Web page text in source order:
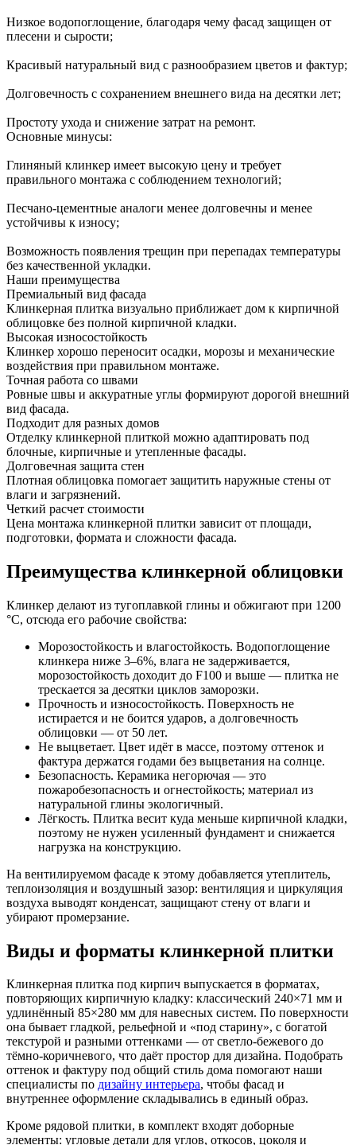
Низкое водопоглощение, благодаря чему фасад защищен от
плесени и сырости;
Красивый натуральный вид с разнообразием цветов и фактур;
Долговечность с сохранением внешнего вида на десятки лет;
Простоту ухода и снижение затрат на ремонт.
Основные минусы:
Глиняный клинкер имеет высокую цену и требует
правильного монтажа с соблюдением технологий;
Песчано-цементные аналоги менее долговечны и менее
устойчивы к износу;
Возможность появления трещин при перепадах температуры
без качественной укладки.
Наши преимущества
Премиальный вид фасада
Клинкерная плитка визуально приближает дом к кирпичной
облицовке без полной кирпичной кладки.
Высокая износостойкость
Клинкер хорошо переносит осадки, морозы и механические
воздействия при правильном монтаже.
Точная работа со швами
Ровные швы и аккуратные углы формируют дорогой внешний
вид фасада.
Подходит для разных домов
Отделку клинкерной плиткой можно адаптировать под
блочные, кирпичные и утепленные фасады.
Долговечная защита стен
Плотная облицовка помогает защитить наружные стены от
влаги и загрязнений.
Четкий расчет стоимости
Цена монтажа клинкерной плитки зависит от площади,
подготовки, формата и сложности фасада.
Преимущества клинкерной облицовки
Клинкер делают из тугоплавкой глины и обжигают при 1200
°C, отсюда его рабочие свойства:
Морозостойкость и влагостойкость. Водопоглощение
клинкера ниже 3–6%, влага не задерживается,
морозостойкость доходит до F100 и выше — плитка не
трескается за десятки циклов заморозки.
Прочность и износостойкость. Поверхность не
истирается и не боится ударов, а долговечность
облицовки — от 50 лет.
Не выцветает. Цвет идёт в массе, поэтому оттенок и
фактура держатся годами без выцветания на солнце.
Безопасность. Керамика негорючая — это
пожаробезопасность и огнестойкость; материал из
натуральной глины экологичный.
Лёгкость. Плитка весит куда меньше кирпичной кладки,
поэтому не нужен усиленный фундамент и снижается
нагрузка на конструкцию.
На вентилируемом фасаде к этому добавляется утеплитель,
теплоизоляция и воздушный зазор: вентиляция и циркуляция
воздуха выводят конденсат, защищают стену от влаги и
убирают промерзание.
Виды и форматы клинкерной плитки
Клинкерная плитка под кирпич выпускается в форматах,
повторяющих кирпичную кладку: классический 240×71 мм и
удлинённый 85×280 мм для навесных систем. По поверхности
она бывает гладкой, рельефной и «под старину», с богатой
текстурой и разными оттенками — от светло-бежевого до
тёмно-коричневого, что даёт простор для дизайна. Подобрать
оттенок и фактуру под общий стиль дома помогают наши
специалисты по дизайну интерьера, чтобы фасад и
внутреннее оформление складывались в единый образ.
Кроме рядовой плитки, в комплект входят доборные
элементы: угловые детали для углов, откосов, цоколя и